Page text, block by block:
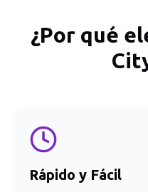
¿Por qué
Rápido y Fácil